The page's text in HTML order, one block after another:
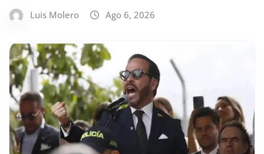
Luis Molero Ago 6, 2026